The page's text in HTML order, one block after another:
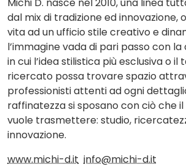
dal mix di tradizione ed innovazione,
vita ad un ufficio stile creativo e
l’immagine vada di pari passo con
in cui l’idea stilistica più esclusiva o il
ricercato possa trovare spazio
professionisti attenti ad ogni
raffinatezza si sposano con ciò che
vuole trasmettere: studio,
innovazione.
www.michi-d.it info@michi-d.it